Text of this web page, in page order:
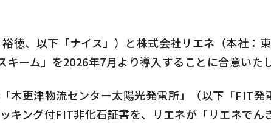
徳、以下「ナイス」）と株式会社リエネ（本社：
ーム」を2026年7月より導入することに合意いたし
木更津物流センター太陽光発電所」（以下「FIT
キング付FIT非化石証書を、リエネが「リエネでん